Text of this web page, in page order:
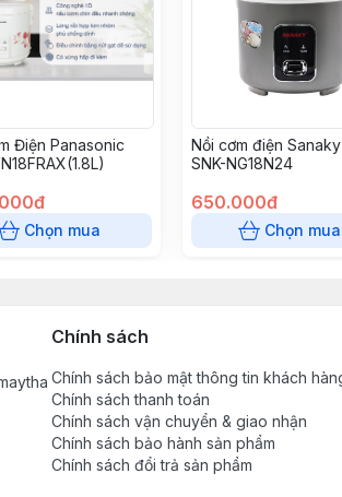
Điện Panasonic
Chọn mua
Nồi cơm điện Sanaky
SNK-NG18N24
650.000đ
Chọn mua
Chính sách
Chính sách bảo mật thông tin khách
Chính sách thanh toán
Chính sách vận chuyển & giao nhận
Chính sách bảo hành sản phẩm
Chính sách đổi trả sản phẩm